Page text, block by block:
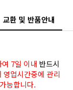
교환 및 반품안내
7일 이내 반드시
업시간중에 관리
능합니다.